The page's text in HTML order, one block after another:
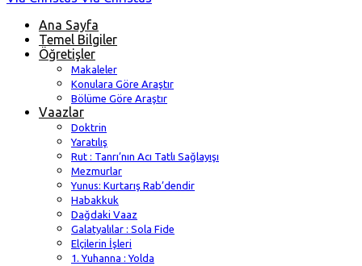
Ana Sayfa
Temel Bilgiler
Öğretişler
Makaleler
Konulara Göre Araştır
Bölüme Göre Araştır
Vaazlar
Doktrin
Yaratılış
Rut : Tanrı’nın Acı Tatlı Sağlayışı
Mezmurlar
Yunus: Kurtarış Rab’dendir
Habakkuk
Dağdaki Vaaz
Galatyalılar : Sola Fide
Elçilerin İşleri
1. Yuhanna : Yolda